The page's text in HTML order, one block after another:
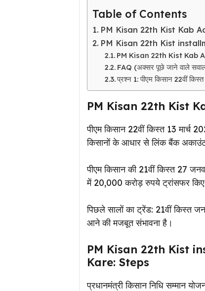
Table of Contents
PM Kisan 22th Kist Kab
PM Kisan 22th Kist
PM Kisan 22th Kist Kab
FAQ (अक्सर पूछे जाने वाले
प्रश्न 1: पीएम किसान 22वीं
PM Kisan 22th Kist
पीएम किसान 22वीं किस्त 13 मार्च
किसानों के आधार से लिंक बैंक
पीएम किसान की 21वीं किस्त 27
में 20,000 करोड़ रुपये ट्रांसफर
पिछले सालों का ट्रेंड: 21वीं किस्त
आने की मजबूत संभावना है।
PM Kisan 22th Kist
Kare: Steps
प्रधानमंत्री किसान निधि सम्मान